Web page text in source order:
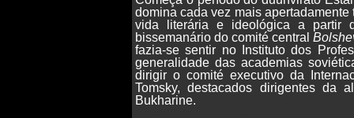
domina cada vez mais
vida literária e ideológica a partir
bissemanário do comité central
fazia-se sentir no Instituto dos
generalidade das academias
dirigir o comité executivo da
Tomsky, destacados dirigentes da
Bukharine.